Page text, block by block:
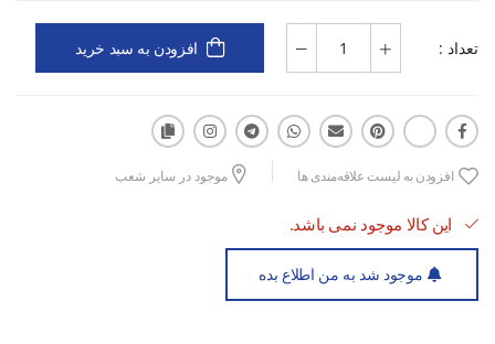
زیره‌ی PU نرم با قابلیت جذب ضربه
مناسب برای تمرینات روزانه، فیتنس و پیاده‌روی
قالب استاندارد با راحتی بالا
تعداد : افزودن به سبد خرید
افزودن به لیست علاقه‌مندی ها موجود در سایر شعب
این کالا موجود نمی باشد.
موجود شد به من اطلاع بده